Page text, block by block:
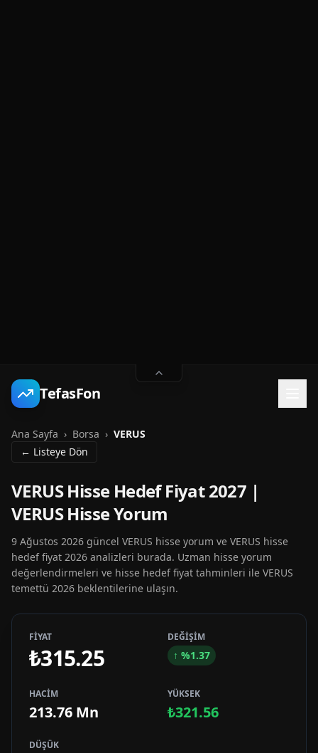
TefasFon
Ana Sayfa › Borsa › VERUS
← Listeye Dön
VERUS Hisse Hedef Fiyat 2027 |
VERUS Hisse Yorum
9 Ağustos 2026 güncel VERUS hisse yorum ve VERUS hisse
hedef fiyat 2026 analizleri burada. Uzman hisse yorum
değerlendirmeleri ve hisse hedef fiyat tahminleri ile VERUS
temettü 2026 beklentilerine ulaşın.
FİYAT
₺315.25
DEĞİŞİM
↑ %1.37
HACİM
213.76 Mn
YÜKSEK
₺321.56
DÜŞÜK